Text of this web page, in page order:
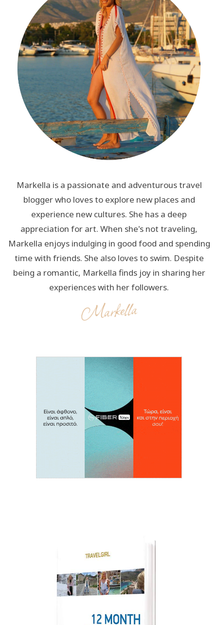
Markella is a passionate and adventurous travel
blogger who loves to explore new places and
experience new cultures. She has a deep
appreciation for art. When she's not traveling,
Markella enjoys indulging in good food and spending
time with friends. She also loves to swim. Despite
being a romantic, Markella finds joy in sharing her
experiences with her followers.